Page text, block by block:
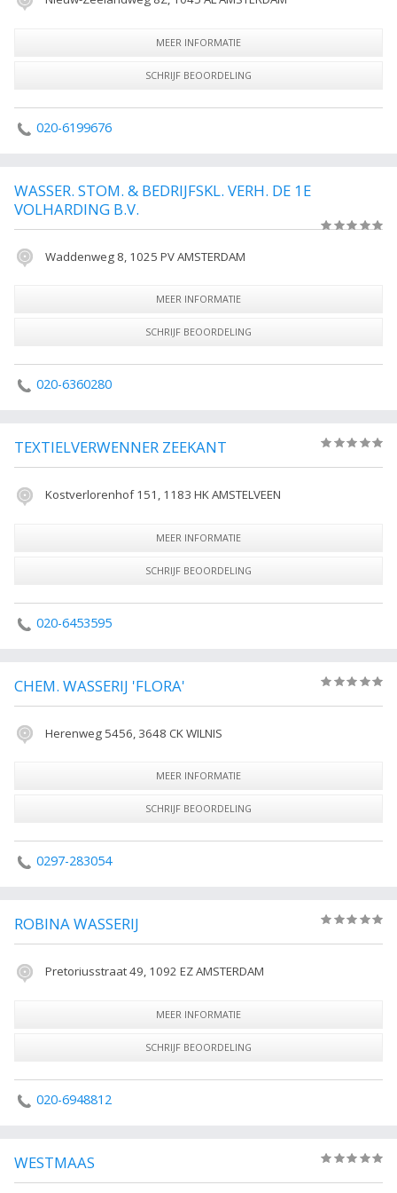
MEER INFORMATIE
SCHRIJF BEOORDELING
020-6199676
WASSER. STOM. & BEDRIJFSKL. VERH. DE 1E
VOLHARDING B.V.
Waddenweg 8, 1025 PV AMSTERDAM
MEER INFORMATIE
SCHRIJF BEOORDELING
020-6360280
TEXTIELVERWENNER ZEEKANT
Kostverlorenhof 151, 1183 HK AMSTELVEEN
MEER INFORMATIE
SCHRIJF BEOORDELING
020-6453595
CHEM. WASSERIJ 'FLORA'
Herenweg 5456, 3648 CK WILNIS
MEER INFORMATIE
SCHRIJF BEOORDELING
0297-283054
ROBINA WASSERIJ
Pretoriusstraat 49, 1092 EZ AMSTERDAM
MEER INFORMATIE
SCHRIJF BEOORDELING
020-6948812
WESTMAAS